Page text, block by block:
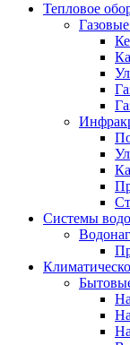
Тепловое
Системы